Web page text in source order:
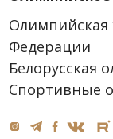
Олимпийская
Федерации
Белорусская
Спортивные